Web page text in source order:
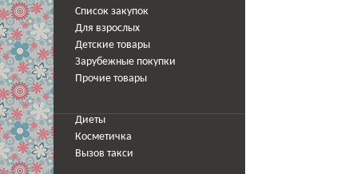
Список закупок
Для взрослых
Детские товары
Зарубежные покупки
Прочие товары
Диеты
Косметичка
Вызов такси